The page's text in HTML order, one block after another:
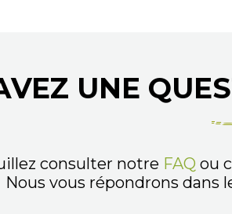
UNE
consulter notre FAQ ou
Nous vous répondrons dans